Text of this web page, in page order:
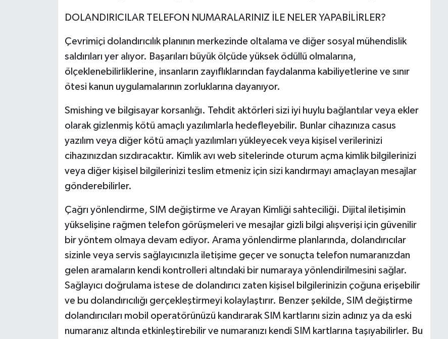
DOLANDIRICILAR TELEFON NUMARALARINIZ İLE NELER YAPABİLİRLER?
Çevrimiçi dolandırıcılık planının merkezinde oltalama ve diğer sosyal mühendislik
saldırıları yer alıyor. Başarıları büyük ölçüde yüksek ödüllü olmalarına,
ölçeklenebilirliklerine, insanların zayıflıklarından faydalanma kabiliyetlerine ve sınır
ötesi kanun uygulamalarının zorluklarına dayanıyor.
Smishing ve bilgisayar korsanlığı. Tehdit aktörleri sizi iyi huylu bağlantılar veya ekler
olarak gizlenmiş kötü amaçlı yazılımlarla hedefleyebilir. Bunlar cihazınıza casus
yazılım veya diğer kötü amaçlı yazılımları yükleyecek veya kişisel verilerinizi
cihazınızdan sızdıracaktır. Kimlik avı web sitelerinde oturum açma kimlik bilgilerinizi
veya diğer kişisel bilgilerinizi teslim etmeniz için sizi kandırmayı amaçlayan mesajlar
gönderebilirler.
Çağrı yönlendirme, SIM değiştirme ve Arayan Kimliği sahteciliği. Dijital iletişimin
yükselişine rağmen telefon görüşmeleri ve mesajlar gizli bilgi alışverişi için güvenilir
bir yöntem olmaya devam ediyor. Arama yönlendirme planlarında, dolandırıcılar
sizinle veya servis sağlayıcınızla iletişime geçer ve sonuçta telefon numaranızdan
gelen aramaların kendi kontrolleri altındaki bir numaraya yönlendirilmesini sağlar.
Sağlayıcı doğrulama istese de dolandırıcı zaten kişisel bilgilerinizin çoğuna erişebilir
ve bu dolandırıcılığı gerçekleştirmeyi kolaylaştırır. Benzer şekilde, SIM değiştirme
dolandırıcıları mobil operatörünüzü kandırarak SIM kartlarını sizin adınız ya da eski
numaranız altında etkinleştirebilir ve numaranızı kendi SIM kartlarına taşıyabilirler. Bu